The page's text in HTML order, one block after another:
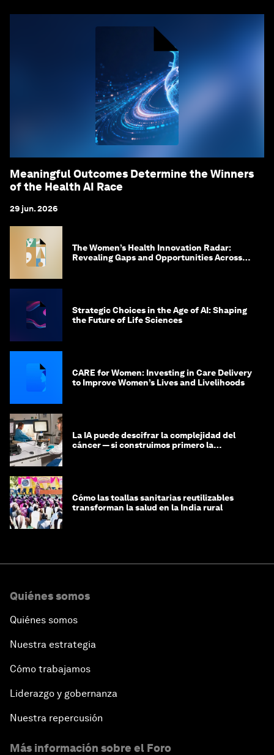
Meaningful Outcomes Determine the Winners
of the Health AI Race
29 jun. 2026
The Women’s Health Innovation Radar:
Revealing Gaps and Opportunities Across
Strategic Choices in the Age of AI: Shaping
the Future of Life Sciences
CARE for Women: Investing in Care Delivery
to Improve Women’s Lives and Livelihoods
La IA puede descifrar la complejidad del
cáncer — si construimos primero la
Cómo las toallas sanitarias reutilizables
transforman la salud en la India rural
Quiénes somos
Quiénes somos
Nuestra estrategia
Cómo trabajamos
Liderazgo y gobernanza
Nuestra repercusión
Más información sobre el Foro